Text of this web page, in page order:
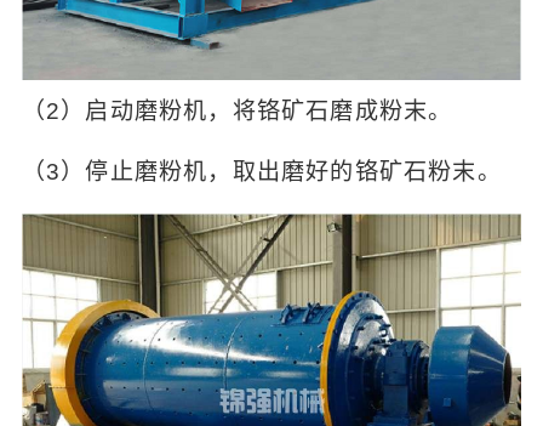
（2）启动磨粉机，将铬矿石磨成粉末。
（3）停止磨粉机，取出磨好的铬矿石粉末。